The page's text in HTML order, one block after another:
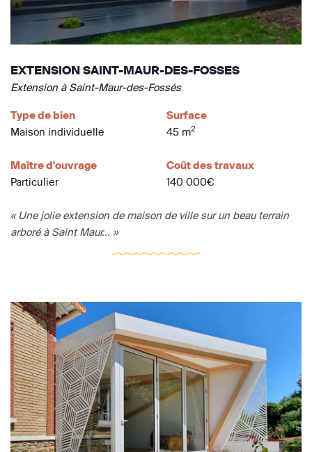
EXTENSION SAINT-MAUR-DES-FOSSES
Extension à Saint-Maur-des-Fossés
Type de bien
Maison individuelle
Surface
45 m2
Maître d'ouvrage
Particulier
Coût des travaux
140 000€
« Une jolie extension de maison de ville sur un beau terrain
arboré à Saint Maur... »